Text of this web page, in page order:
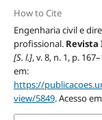
How to Cite
Engenharia civil e
profissional. Revista
[S. l.], v. 8, n. 1, p.
em:
https://
view/5849. Acesso